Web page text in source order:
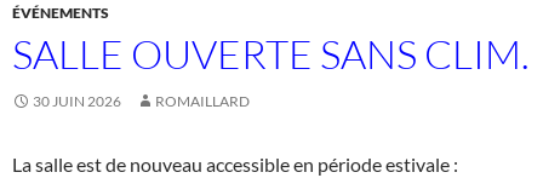
ÉVÉNEMENTS
SALLE OUVERTE SANS CLIM.
30 JUIN 2026 ROMAILLARD
La salle est de nouveau accessible en période estivale :